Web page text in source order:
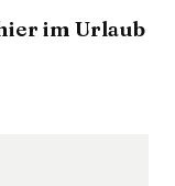
im Urlaub